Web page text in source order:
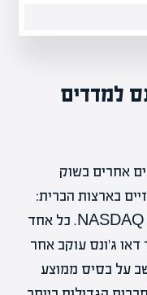
למדדים
אחרים בשוק
בארצות הברית:
דאו ג'ונס, S&P 500 ו-NASDAQ Composite. כל אחד
ג'ונס עוקב אחר
על בסיס ממוצע